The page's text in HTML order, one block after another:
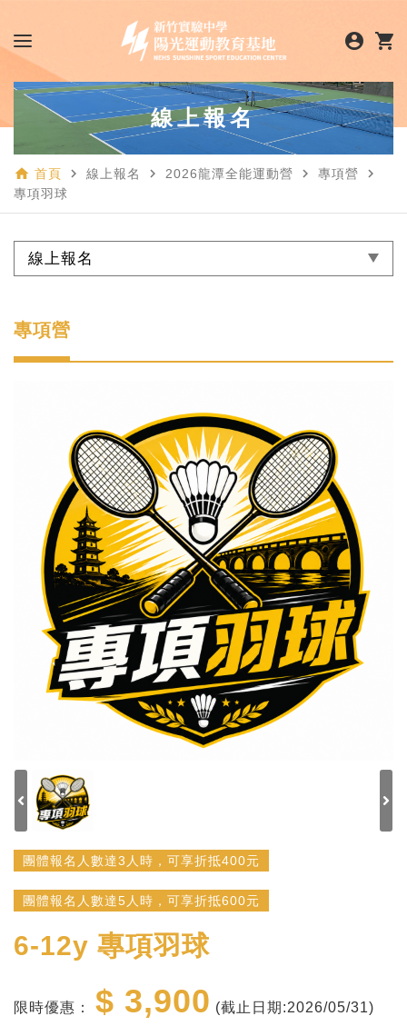
account_circle shopping_cart
線上報名
home 首頁 navigate_next 線上報名 navigate_next 2026龍潭全能運動營 navigate_next 專項營 navigate_next
專項羽球
線上報名
專項營
團體報名人數達3人時，可享折抵400元
團體報名人數達5人時，可享折抵600元
6-12y 專項羽球
限時優惠： $ 3,900 (截止日期:2026/05/31)